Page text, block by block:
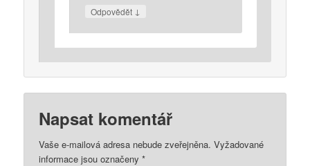
Odpovědět ↓
Napsat komentář
Vaše e-mailová adresa nebude zveřejněna. Vyžadované
informace jsou označeny*